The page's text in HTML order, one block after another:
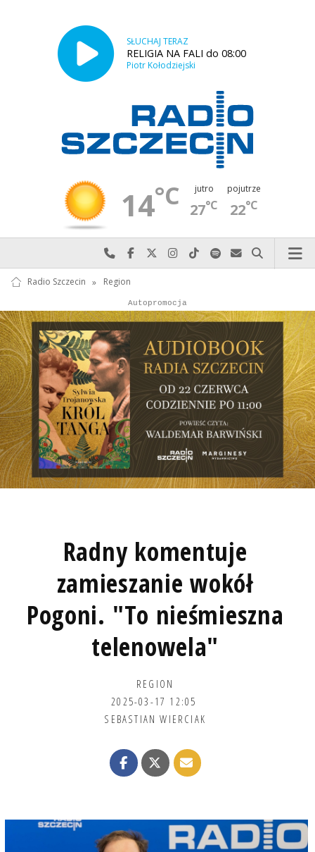
SŁUCHAJ TERAZ
RELIGIA NA FALI do 08:00
Piotr Kołodziejski
14°C jutro
27°C
pojutrze
22°C
Najlepiej po prostu do nas zadzwoń
Odwiedź nas na Facebook-u
Odwiedź nas na X
Odwiedź nas na Instagram-ie
Odwiedź nas na TikTok-u
Szukaj nas na Spotify
Wyślij do nas
Szukaj
Radio Szczecin » Region
Reklama
Autopromocja
Radny komentuje
zamieszanie wokół
Pogoni. "To nieśmieszna
telenowela"
REGION
2025-03-17 12:05
SEBASTIAN WIERCIAK